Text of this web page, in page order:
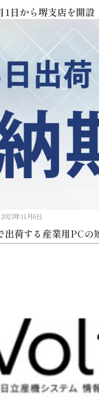
日から堺支店を開設
2023年11月6日
出荷する産業用PCの